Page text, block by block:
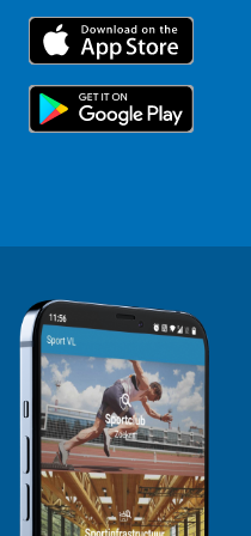
Trainers en begeleiders
Topsporters
Voor de pers